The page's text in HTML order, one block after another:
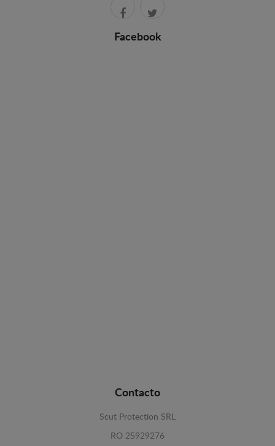
Facebook
Contacto
Scut Protection SRL
RO 25929276